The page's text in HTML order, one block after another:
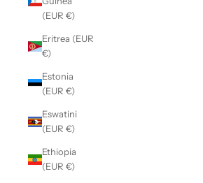
(EUR €)
Eritrea (EUR
€)
Estonia
(EUR €)
Eswatini
(EUR €)
Ethiopia
(EUR €)